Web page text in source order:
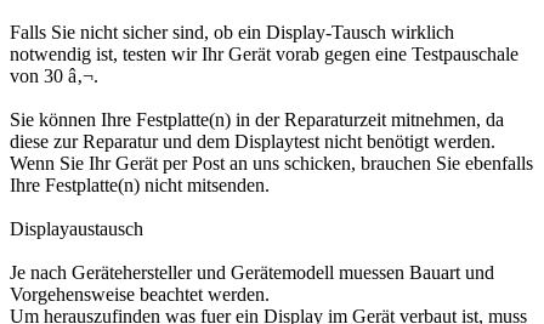
Falls Sie nicht sicher sind, ob ein Display-Tausch wirklich
notwendig ist, testen wir Ihr Gerät vorab gegen eine Testpauschale
von 30 â‚¬.
Sie können Ihre Festplatte(n) in der Reparaturzeit mitnehmen, da
diese zur Reparatur und dem Displaytest nicht benötigt werden.
Wenn Sie Ihr Gerät per Post an uns schicken, brauchen Sie ebenfalls
Ihre Festplatte(n) nicht mitsenden.
Displayaustausch
Je nach Gerätehersteller und Gerätemodell muessen Bauart und
Vorgehensweise beachtet werden.
Um herauszufinden was fuer ein Display im Gerät verbaut ist, muss